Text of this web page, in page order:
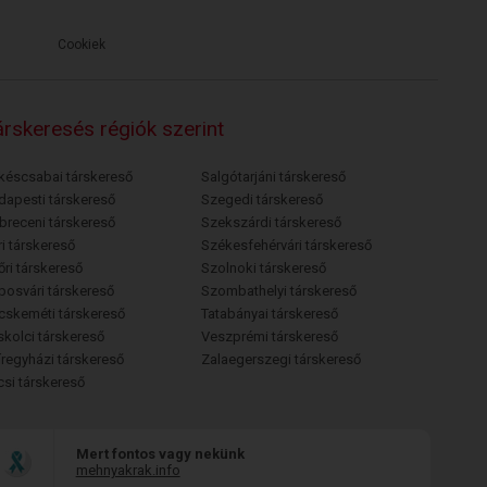
Cookiek
régiók szerint
társkereső
társkereső
társkereső
társkereső
társkereső
társkereső
társkereső
társkereső
társkereső
társkereső
Salgótarjáni társkereső
Szegedi társkereső
Szekszárdi társkereső
Székesfehérvári társkereső
Szolnoki társkereső
Szombathelyi társkereső
Tatabányai társkereső
Veszprémi társkereső
Zalaegerszegi társkereső
Mert fontos vagy nekünk
mehnyakrak.info